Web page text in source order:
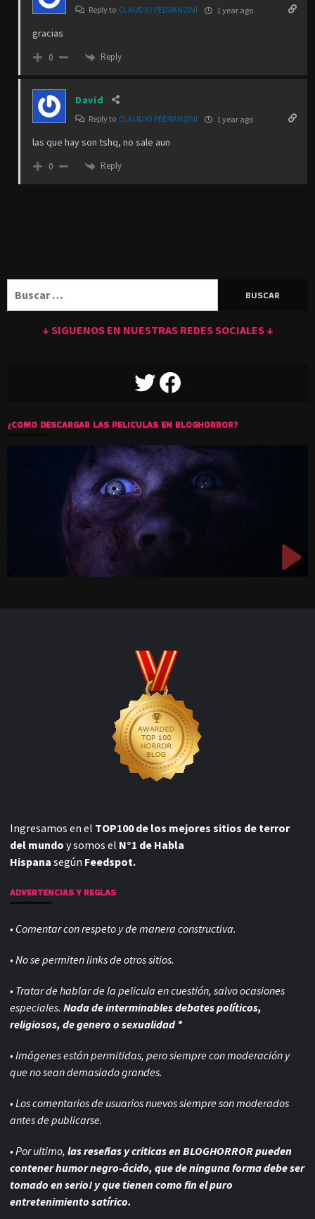
Reply to CLAUDIO PEDRANZINI 1 year ago
gracias
0 Reply
David
Reply to CLAUDIO PEDRANZINI 1 year ago
las que hay son tshq, no sale aun
0 Reply
↓ SIGUENOS EN NUESTRAS REDES SOCIALES ↓
TWITTERFACEBOOK
¿COMO DESCARGAR LAS PELICULAS EN BLOGHORROR?
Ingresamos en el TOP100 de los mejores sitios de terror
del mundo y somos el N°1 de Habla
Hispana según Feedspot.
ADVERTENCIAS Y REGLAS
• Comentar con respeto y de manera constructiva.
• No se permiten links de otros sitios.
• Tratar de hablar de la pelicula en cuestión, salvo ocasiones
especiales. Nada de interminables debates políticos,
religiosos, de genero o sexualidad *
• Imágenes están permitidas, pero siempre conmoderación y
que no sean demasiado grandes.
• Los comentarios de usuarios nuevos siempre son moderados
antes de publicarse.
• Por ultimo, las reseñas y criticas en BLOGHORROR pueden
contener humor negro-ácido, que de ninguna forma debe ser
tomado en serio! y que tienen como fin el puro
entretenimiento satírico.